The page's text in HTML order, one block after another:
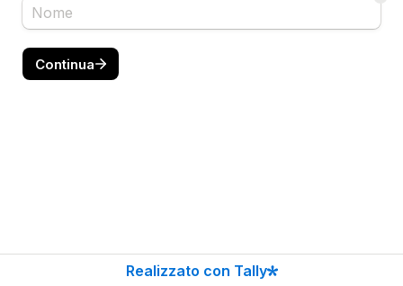
Continua
Realizzato con Tally